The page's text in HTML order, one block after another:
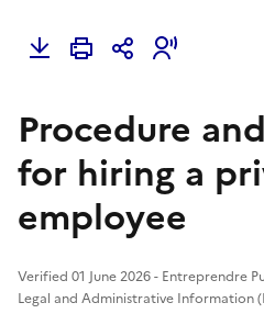
Procedure
for hiring a
employee
Verified 01 June 2026 - Entreprendre
Legal and Administrative Information